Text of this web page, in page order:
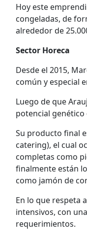
Hoy este
congeladas, de
alrededor de
Sector Horeca
Desde el 2015,
común y especial
Luego de que
potencial genético
Su producto final
catering), el cual
completas como
finalmente están
como jamón de
En lo que respeta
intensivos, con
requerimientos.